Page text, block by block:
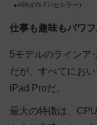
●468g(Wi-Fi+セルラー)
仕事も趣味もパワ
5モデルのラインア
だが、すべてにお
iPad Proだ。
最大の特徴は、